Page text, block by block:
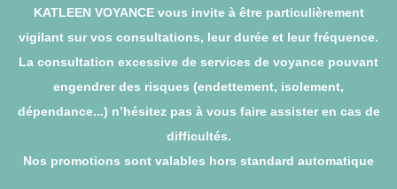
KATLEEN VOYANCE vous invite à être particulièrement
vigilant sur vos consultations, leur durée et leur fréquence.
La consultation excessive de services de voyance pouvant
engendrer des risques (endettement, isolement,
dépendance...) n’hésitez pas à vous faire assister en cas de
difficultés.
Nos promotions sont valables hors standard automatique